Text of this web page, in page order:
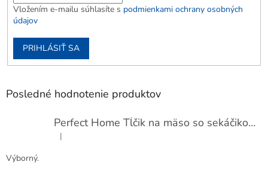
Vložením e-mailu súhlasíte s podmienkami ochrany osobných
údajov
PRIHLÁSIŤ SA
Posledné hodnotenie produktov
Perfect Home Tĺčik na mäso so sekáčikom, 56893
Hodnotenie produktu je 5 z 5 hviezdičiek.
|
Výborný.